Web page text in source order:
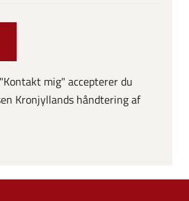
mig" accepterer du
Kronjyllands håndtering af